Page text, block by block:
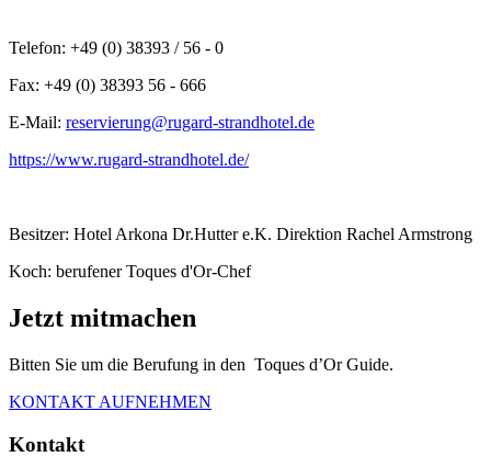
Telefon: +49 (0) 38393 / 56 - 0
Fax: +49 (0) 38393 56 - 666
E-Mail: reservierung@rugard-strandhotel.de
https://www.rugard-strandhotel.de/
Besitzer: Hotel Arkona Dr.Hutter e.K. Direktion Rachel Armstrong
Koch: berufener Toques d'Or-Chef
Jetzt mitmachen
Bitten Sie um die Berufung in den Toques d’Or Guide.
KONTAKT AUFNEHMEN
Kontakt